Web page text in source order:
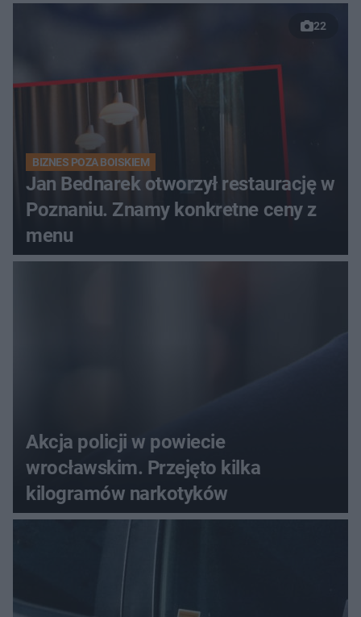
22
BIZNES POZA BOISKIEM
Jan Bednarek otworzył restaurację w
Poznaniu. Znamy konkretne ceny z
menu
Akcja policji w powiecie
wrocławskim. Przejęto kilka
kilogramów narkotyków